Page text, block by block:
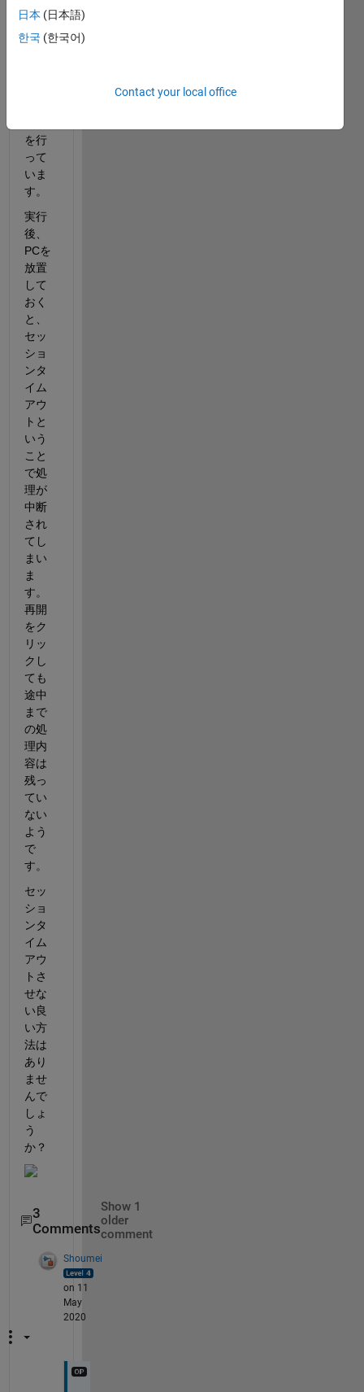
e上で
1時間
を行
って
いま
す。
実行
後、
PCを
放置
して
おく
と、
セッ
ショ
ンタ
イム
アウ
トと
いう
こと
で処
理が
中断
され
てし
まい
ま
す。
再開
をク
リッ
クし
ても
途中
まで
の処
理内
容は
残っ
てい
ない
よう
で
す。
セッ
ショ
ンタ
イム
アウ
トさ
せな
い良
い方
法は
あり
ませ
んで
しょ
う
か？
3
Comments
Show 1
older
comment
Shoumei
on 11
May
2020
日本 (日本語)
한국 (한국어)
Contact your local office